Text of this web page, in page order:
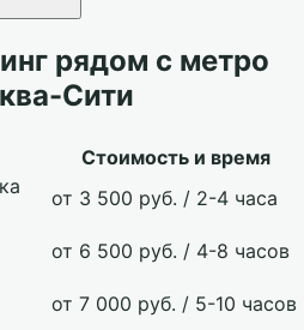
рядом с метро
Сити
Стоимость и время
от 3 500 руб. / 2-4 часа
от 6 500 руб. / 4-8 часов
от 7 000 руб. / 5-10 часов